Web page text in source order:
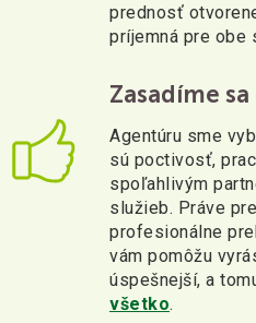
prednosť
príjemná pre obe
Zasadíme
Agentúru sme
sú poctivosť,
spoľahlivým
služieb. Práve
profesionálne
vám pomôžu
úspešnejší, a
všetko.